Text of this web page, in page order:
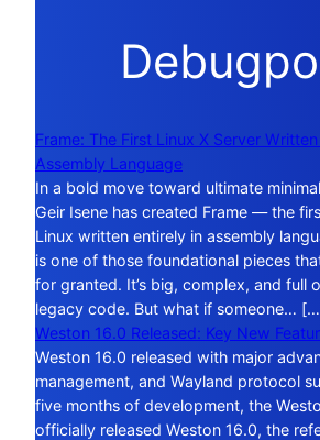
Frame: The First Linux X Server
Assembly Language
In a bold move toward ultimate
Geir Isene has created Frame — the
Linux written entirely in assembly
is one of those foundational pieces
for granted. It’s big, complex, and full
legacy code. But what if someone…
Weston 16.0 Released: Key New
Weston 16.0 released with major
management, and Wayland protocol
five months of development, the
officially released Weston 16.0, the